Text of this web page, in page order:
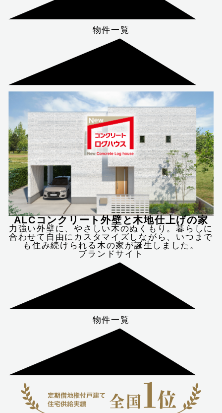
物件一覧
ALCコンクリート外壁と木地仕上げの家
力強い外壁に、やさしい木のぬくもり。暮らしに
合わせて自由にカスタマイズしながら、いつまで
も住み続けられる木の家が誕生しました。
ブランドサイト
物件一覧